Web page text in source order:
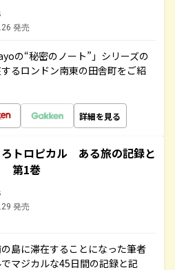
発売
の“秘密のノート”」シリーズの
るロンドン南東の田舎町をご紹
詳細を見る
ろトロピカル ある旅の記録と
第1巻
発売
島に滞在することになった筆者
マジカルな45日間の記録と記